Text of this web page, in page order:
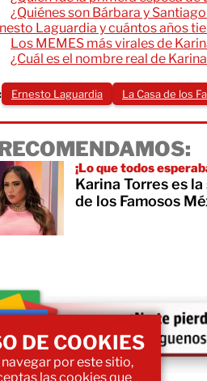
¿Quiénes son Bárbara y
Laguardia y cuántos años
Los MEMES más virales de
¿Cuál es el nombre real de
Ernesto Laguardia La Casa de los
¡Lo que todos
Karina Torres es
de los Famosos
DE COOKIES
por este sitio,
las cookies que